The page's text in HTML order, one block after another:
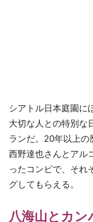
シアトル日本庭園に
大切な人との特別な
ランだ。20年以上
西野達也さんとアル
ったコンビで、それ
グしてもらえる。
八海山とカ